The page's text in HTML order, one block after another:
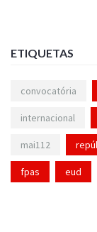
ETIQUETAS
convocatória
internacional
mai112
fpas eud